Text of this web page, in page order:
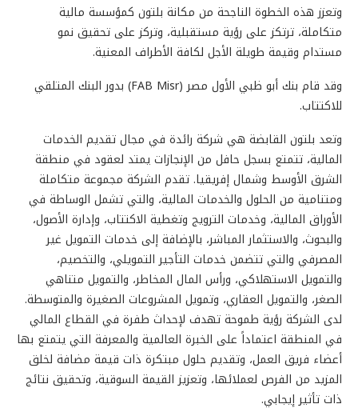
وتعزز هذه الخطوة الناجحة من مكانة بلتون كمؤسسة مالية
متكاملة، ترتكز على رؤية مستقبلية، وتركز على تحقيق نمو
مستدام وقيمة طويلة الأجل لكافة الأطراف المعنية.
وقد قام بنك أبو ظبي الأول مصر (FAB Misr) بدور البنك المتلقي
للاكتتاب.
وتعد بلتون القابضة هي شركة رائدة في مجال تقديم الخدمات
المالية، تتمتع بسجل حافل من الإنجازات يمتد لعقود في منطقة
الشرق الأوسط وشمال إفريقيا. تقدم الشركة مجموعة متكاملة
ومتنامية من الحلول والخدمات المالية، والتي تشمل الوساطة في
الأوراق المالية، وخدمات الترويج وتغطية الاكتتاب، وإدارة الأصول،
والبحوث، والاستثمار المباشر، بالإضافة إلى خدمات التمويل غير
المصرفي والتي تتضمن خدمات التأجير التمويلي، والتخصيم،
والتمويل الاستهلاكي، ورأس المال المخاطر، والتمويل متناهي
الصغر، والتمويل العقاري، وتمويل المشروعات الصغيرة والمتوسطة.
لدى الشركة رؤية طموحة تهدف لإحداث طفرة في القطاع المالي
في المنطقة اعتماداً على الخبرة العالمية والمعرفة التي يتمتع بها
أعضاء فريق العمل، وتقديم حلول مبتكرة ذات قيمة مضافة لخلق
المزيد من الفرص لعملائها، وتعزيز القيمة السوقية، وتحقيق نتائج
ذات تأثير إيجابي.